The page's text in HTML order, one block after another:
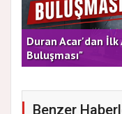
Duran Acar'dan İlk
Buluşması"
Benzer